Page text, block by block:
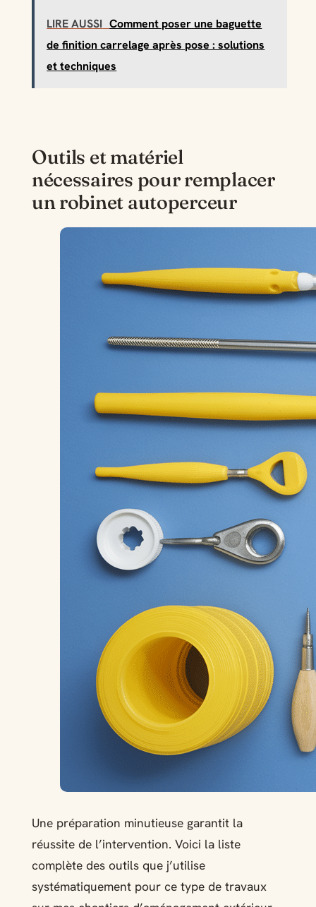
LIRE AUSSI Comment poser une baguette
de finition carrelage après pose : solutions
et techniques
Outils et matériel
nécessaires pour remplacer
un robinet autoperceur
Une préparation minutieuse garantit la
réussite de l’intervention. Voici la liste
complète des outils que j’utilise
systématiquement pour ce type de travaux